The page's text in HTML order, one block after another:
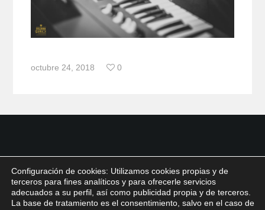
octubre 24, 2018 0
Configuración de cookies: Utilizamos cookies propias y de
terceros para fines analíticos y para ofrecerle servicios
adecuados a su perfil, así como publicidad propia y de terceros.
La base de tratamiento es el consentimiento, salvo en el caso de